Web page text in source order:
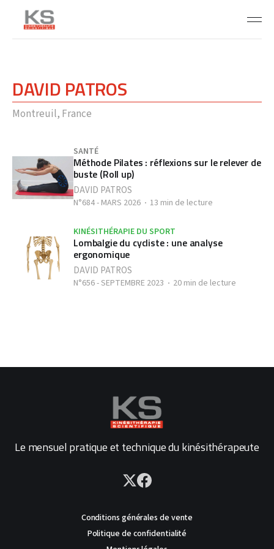
DAVID PATROS
Montreuil, France
SANTÉ
Méthode Pilates : réflexions sur le relever de
buste (Roll up)
DAVID PATROS
N°684 - MARS 2026 13 min de lecture
KINÉSITHÉRAPIE DU SPORT
Lombalgie du cycliste : une analyse
ergonomique
DAVID PATROS
N°656 - SEPTEMBRE 2023 20 min de lecture
Le mensuel pratique et technique du kinésithérapeute
Conditions générales de vente
Politique de confidentialité